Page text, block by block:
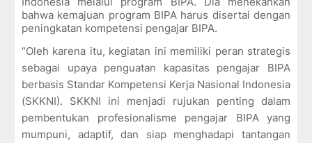
bahwa kemajuan program BIPA harus disertai dengan
peningkatan kompetensi pengajar BIPA.
“Oleh karena itu, kegiatan ini memiliki peran strategis
sebagai upaya penguatan kapasitas pengajar BIPA
berbasis Standar Kompetensi Kerja Nasional Indonesia
(SKKNI). SKKNI ini menjadi rujukan penting dalam
pembentukan profesionalisme pengajar BIPA yang
mumpuni, adaptif, dan siap menghadapi tantangan